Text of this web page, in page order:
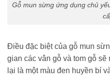
Gỗ mun sừng ứng dụng chủ
Điều đặc biệt của gỗ mun
gian các vân gỗ và tom gỗ sẽ
lại là một màu đen huyền bí